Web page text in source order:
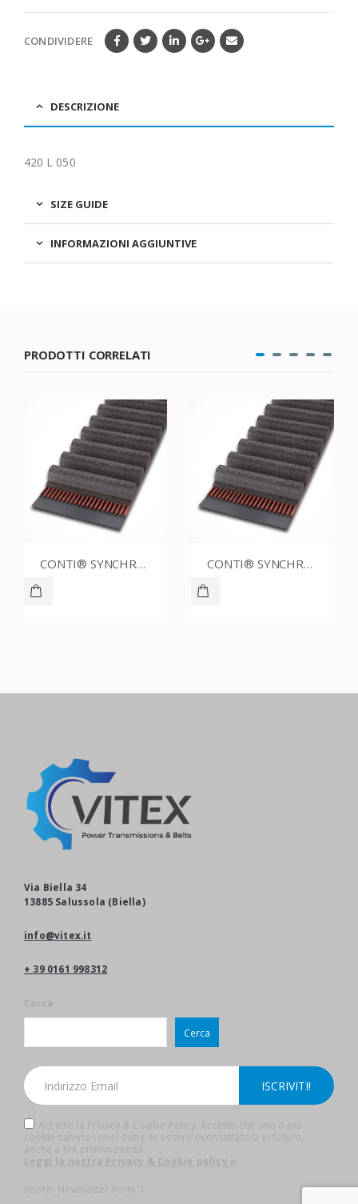
CONDIVIDERE
DESCRIZIONE
420 L 050
SIZE GUIDE
INFORMAZIONI AGGIUNTIVE
PRODOTTI CORRELATI
CONTI® SYNCHROBELT 80XL037 CONTI® SYNCHROBELT 86XL CUSTOM
Via Biella 34
13885 Salussola (Biella)
info@vitex.it
+ 39 0161 998312
Cerca
Cerca
Accetto la Privacy & Cookie Policy. Accetto che uno o più
cookie salvino i miei dati per essere ricontattato/a in futuro,
anche a fini promozionali.
Leggi la nostra Privacy & Cookie policy »
Footer Newsletter Form"]